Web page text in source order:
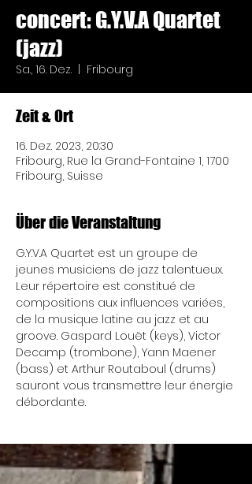
concert: G.Y.V.A Quartet
(jazz)
Sa., 16. Dez. Fribourg
Zeit & Ort
16. Dez. 2023, 20:30
Fribourg, Rue la Grand-Fontaine 1, 1700
Fribourg, Suisse
Über die Veranstaltung
G.Y.V.A Quartet est un groupe de
jeunes musiciens de jazz talentueux.
Leur répertoire est constitué de
compositions aux influences variées,
de la musique latine au jazz et au
groove. Gaspard Louët (keys), Victor
Decamp (trombone), Yann Maener
(bass) et Arthur Routaboul (drums)
sauront vous transmettre leur énergie
débordante.